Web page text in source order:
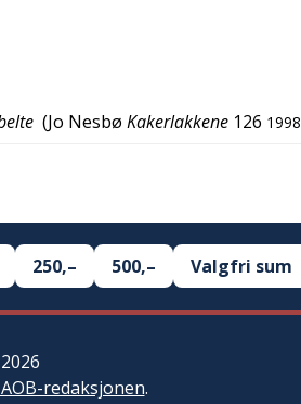
(Jo Nesbø Kakerlakkene 126 1998
250,– 500,– Valgfri sum
redaksjonen.